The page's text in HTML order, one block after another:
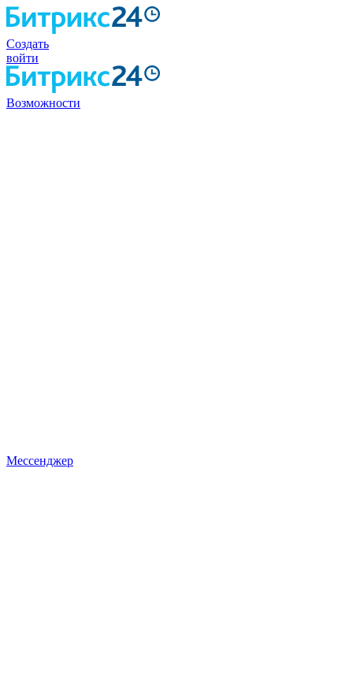
Создать
войти
Возможности
Мессенджер